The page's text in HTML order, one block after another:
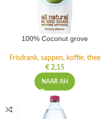
100% Coconut grove
Frisdrank, sappen, koffie, thee
€2,15
NAAR AH